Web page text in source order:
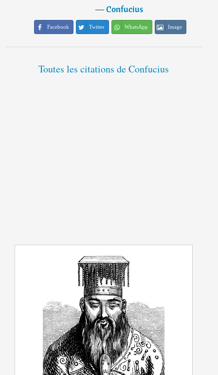
―Confucius
Facebook Twitter WhatsApp Image
Toutes les citations de Confucius